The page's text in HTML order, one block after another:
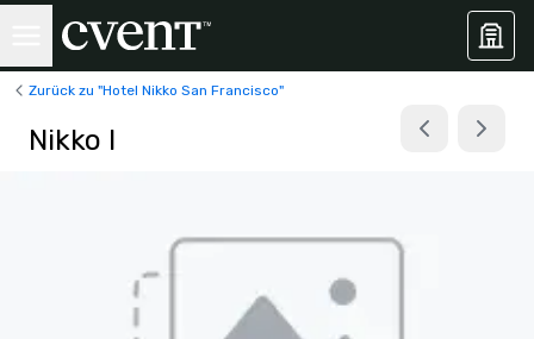
Zurück zu "Hotel Nikko San Francisco"
Nikko I